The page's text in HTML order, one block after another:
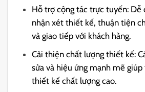
Hỗ trợ cộng tác trực tuyến: Dễ
nhận xét thiết kế, thuận tiện
và giao tiếp với khách hàng.
Cải thiện chất lượng thiết kế:
sửa và hiệu ứng mạnh mẽ giúp
thiết kế chất lượng cao.